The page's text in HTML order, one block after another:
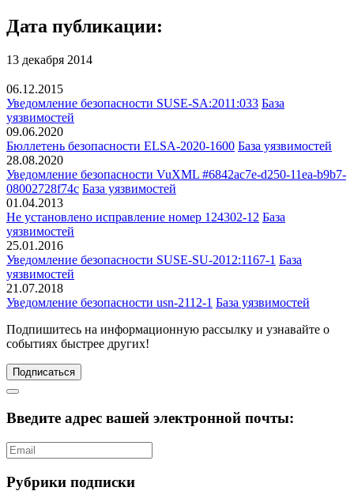
Дата публикации:
13 декабря 2014
06.12.2015
Уведомление безопасности SUSE-SA:2011:033 База
уязвимостей
09.06.2020
Бюллетень безопасности ELSA-2020-1600 База уязвимостей
28.08.2020
Уведомление безопасности VuXML #6842ac7e-d250-11ea-b9b7-
08002728f74c База уязвимостей
01.04.2013
Не установлено исправление номер 124302-12 База
уязвимостей
25.01.2016
Уведомление безопасности SUSE-SU-2012:1167-1 База
уязвимостей
21.07.2018
Уведомление безопасности usn-2112-1 База уязвимостей
Подпишитесь на информационную рассылку и узнавайте о
событиях быстрее других!
Подписаться
Введите адрес вашей электронной почты:
Рубрики подписки